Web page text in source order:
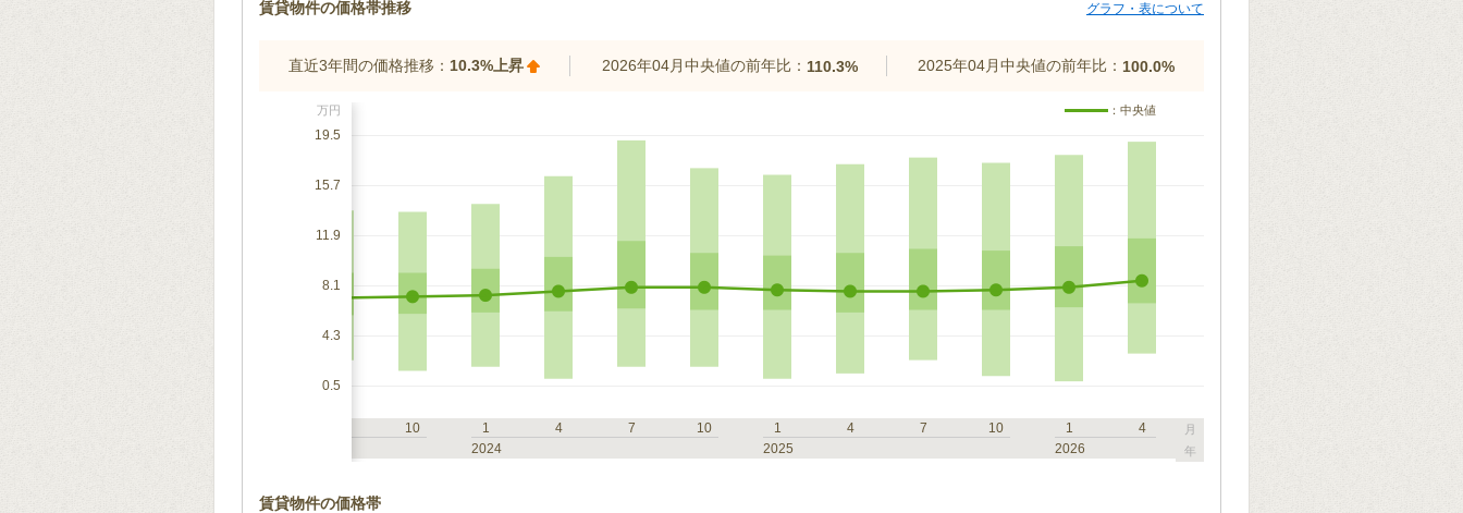
賃貸物件の価格帯推移 グラフ・表について
直近3年間の価格推移： 10.3%上昇 2026年04月中央値の前年比： 110.3% 2025年04月中央値の前年比： 100.0%
万円
19.5
15.7
11.9
8.1
4.3
0.5
：中央値
10
1 4 7
10
2024
1 4 7
10
2025
1
4
2026
月
年
賃貸物件の価格帯